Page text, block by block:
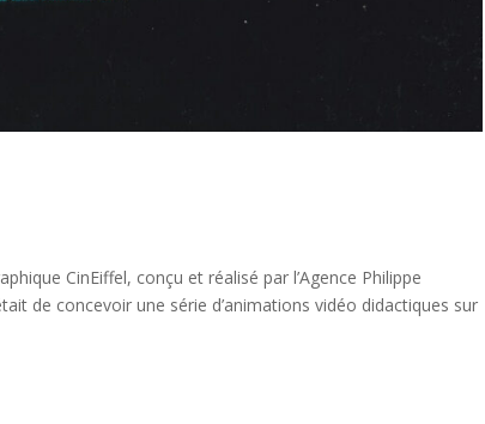
CinEiffel, conçu et réalisé par l’Agence Philippe
de concevoir une série d’animations vidéo didactiques sur